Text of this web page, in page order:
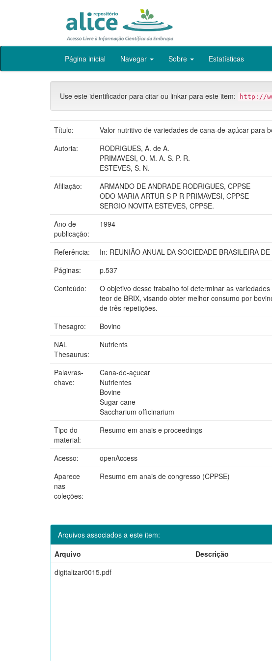
Skip
Página inicial Navegar Sobre Estatísticas
Use este identificador para citar ou linkar para este item: http://
Título:
Valor nutritivo de variedades de cana-de-açúcar para
Autoria:
RODRIGUES, A. de A.
PRIMAVESI, O. M. A. S. P. R.
ESTEVES, S. N.
Afiliação:
ARMANDO DE ANDRADE RODRIGUES, CPPSE
ODO MARIA ARTUR S P R PRIMAVESI, CPPSE
SERGIO NOVITA ESTEVES, CPPSE.
Ano de
publicação:
1994
Referência:
In: REUNIÃO ANUAL DA SOCIEDADE BRASILEIRA
Páginas:
p.537
Conteúdo:
O objetivo desse trabalho foi determinar as
teor de BRIX, visando obter melhor consumo por
de três repetições.
Thesagro:
Bovino
NAL
Thesaurus:
Nutrients
Palavras-
chave:
Cana-de-açucar
Nutrientes
Bovine
Sugar cane
Saccharium officinarium
Tipo do
material:
Resumo em anais e proceedings
Acesso:
openAccess
Aparece
nas
coleções:
Resumo em anais de congresso (CPPSE)
Arquivos associados a este item:
Arquivo
Descrição
digitalizar0015.pdf